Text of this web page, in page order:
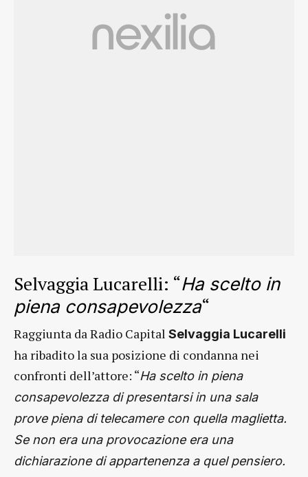
Selvaggia Lucarelli: “Ha scelto in
piena consapevolezza“
Raggiunta da Radio Capital Selvaggia Lucarelli
ha ribadito la sua posizione di condanna nei
confronti dell’attore: “Ha scelto in piena
consapevolezza di presentarsi in una sala
prove piena di telecamere con quella maglietta.
Se non era una provocazione era una
dichiarazione di appartenenza a quel pensiero.